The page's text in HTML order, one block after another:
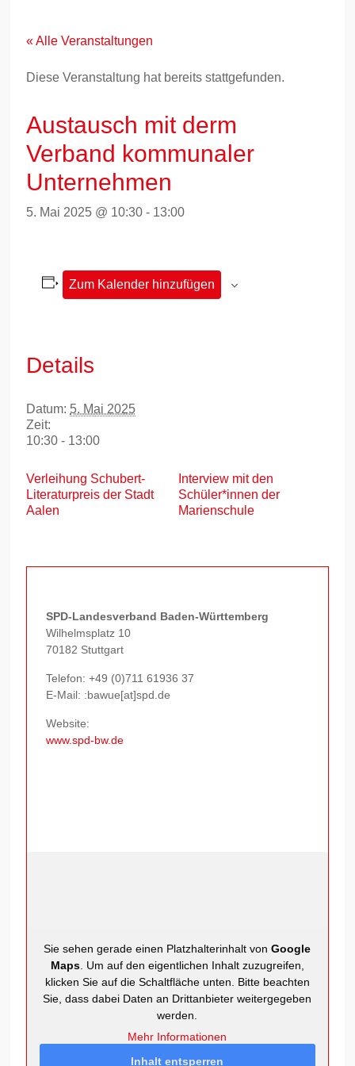
springen« Alle Veranstaltungen
Diese Veranstaltung hat bereits stattgefunden.
Austausch mit derm
Verband kommunaler
Unternehmen
5. Mai 2025 @ 10:30 - 13:00
Zum Kalender hinzufügen
Details
Datum: 5. Mai 2025
Zeit:
10:30 - 13:00
Verleihung Schubert-
Literaturpreis der Stadt
Aalen
Interview mit den
Schüler*innen der
Marienschule
SPD-Landesverband Baden-Württemberg
Wilhelmsplatz 10
70182 Stuttgart
Telefon:+49 (0)711 61936 37
E-Mail: :bawue[at]spd.de
Website:
www.spd-bw.de
Sie sehen gerade einen Platzhalterinhalt vonGoogle
Maps. Um auf den eigentlichen Inhalt zuzugreifen,
klicken Sie auf die Schaltfläche unten. Bitte beachten
Sie, dass dabei Daten an Drittanbieter weitergegeben
werden.
Mehr Informationen
Inhalt entsperren